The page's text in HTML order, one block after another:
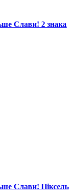
Слави! 2 знака
Слави! Піксель